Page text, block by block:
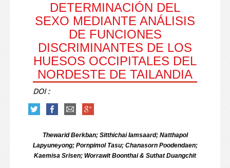
DETERMINACIÓN DEL
SEXO MEDIANTE ANÁLISIS
DE FUNCIONES
DISCRIMINANTES DE LOS
HUESOS OCCIPITALES DEL
NORDESTE DE TAILANDIA
DOI :
Thewarid Berkban; Sitthichai Iamsaard; Natthapol
Lapyuneyong; Pornpimol Tasu; Chanasorn Poodendaen;
Kaemisa Srisen; Worrawit Boonthai & Suthat Duangchit